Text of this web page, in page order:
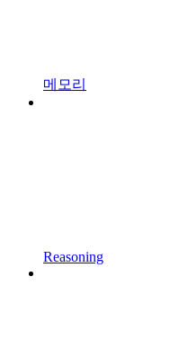
메모리
Reasoning